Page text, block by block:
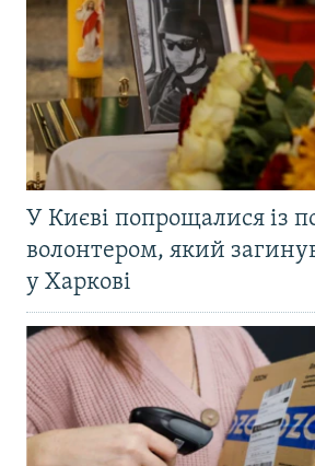
У Києві попрощалися із
волонтером, який
у Харкові